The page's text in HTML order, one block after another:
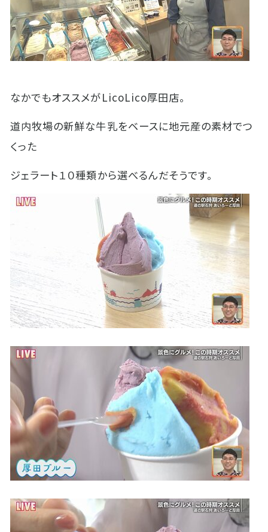
なかでもオススメがLicoLico厚田店。
道内牧場の新鮮な牛乳をベースに地元産の素材でつ
くった
ジェラート１０種類から選べるんだそうです。